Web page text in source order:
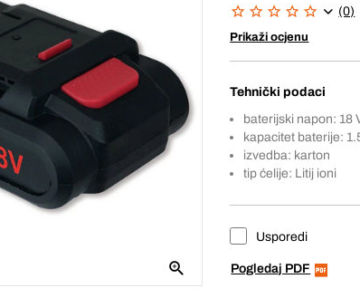
(0)
Prikaži ocjenu
Tehnički podaci
baterijski napon: 18
kapacitet baterije:
izvedba: karton
tip ćelije: Litij ioni
Usporedi
Pogledaj PDF